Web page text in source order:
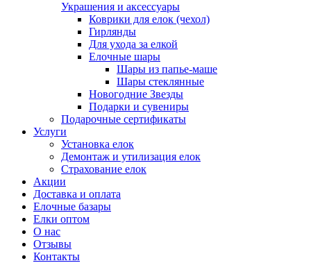
Украшения и аксессуары
Коврики для елок (чехол)
Гирлянды
Для ухода за елкой
Елочные шары
Шары из папье-маше
Шары стеклянные
Новогодние Звезды
Подарки и сувениры
Подарочные сертификаты
Услуги
Установка елок
Демонтаж и утилизация елок
Страхование елок
Акции
Доставка и оплата
Елочные базары
Елки оптом
О нас
Отзывы
Контакты